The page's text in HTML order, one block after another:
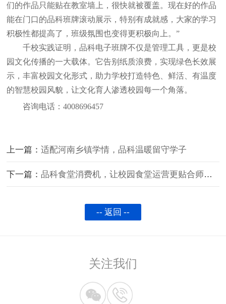
们的作品只能贴在教室墙上，很快就被覆盖。现在好的作品
能在门口的品科班牌滚动展示，特别有成就感，大家的学习
积极性都提高了，班级氛围也变得更积极向上。”
千校实践证明，品科电子班牌不仅是管理工具，更是校
园文化传播的一大载体。它告别纸质浪费，实现绿色长效展
示，丰富校园文化形式，助力学校打造特色、鲜活、有温度
的智慧校园风貌，让文化育人渗透校园每一个角落。
咨询电话：4008696457
上一篇：适配河南乡镇学情，品科温暖留守学子
下一篇： 品科食堂消费机，让校园食堂运营更贴合师生需求
-- 返回 --
关注我们